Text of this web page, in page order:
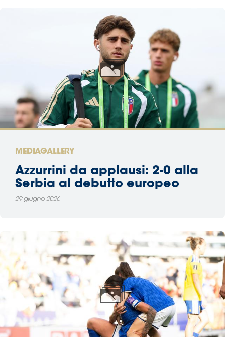
MEDIAGALLERY
Azzurrini da applausi: 2-0 alla
Serbia al debutto europeo
29 giugno 2026